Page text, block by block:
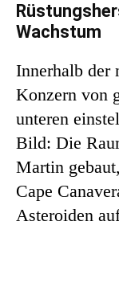
Wachstum
Innerhalb der
Konzern von
unteren
Bild: Die
Martin
Cape
Asteroiden